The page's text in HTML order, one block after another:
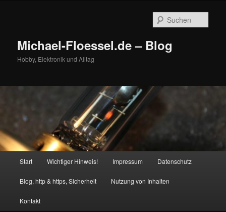
Michael-Floessel.de – Blog
Hobby, Elektronik und Alltag
Start Wichtiger Hinweis! Impressum Datenschutz
Blog, http & https, Sicherheit Nutzung von Inhalten
Kontakt